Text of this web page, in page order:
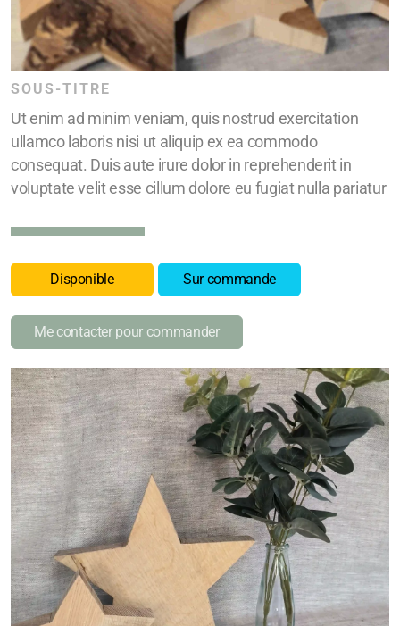
SOUS-TITRE
Ut enim ad minim veniam, quis nostrud exercitation
ullamco laboris nisi ut aliquip ex ea commodo
consequat. Duis aute irure dolor in reprehenderit in
voluptate velit esse cillum dolore eu fugiat nulla pariatur
Disponible Sur commande
Me contacter pour commander